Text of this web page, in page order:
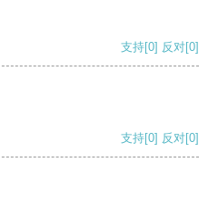
支持[0] 反对[0]
支持[0] 反对[0]